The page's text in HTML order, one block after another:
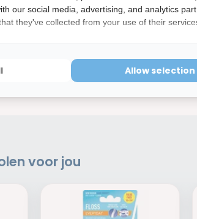
on 1 reviews
Bovendien is de punt van de stoker wel
voor jou
our social media, advertising, and analytics
they've collected from your use of their
Allow selection